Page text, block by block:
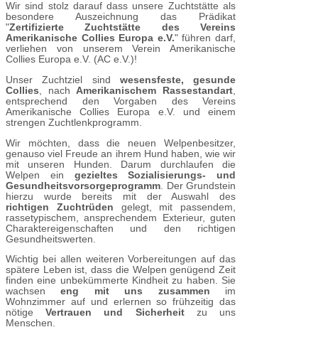
Wir sind stolz darauf dass unsere Zuchtstätte als
besondere Auszeichnung das Prädikat
"Zertifizierte Zuchtstätte des Vereins
Amerikanische Collies Europa e.V." führen darf,
verliehen von unserem Verein Amerikanische
Collies Europa e.V. (AC e.V.)!
Unser Zuchtziel sind wesensfeste, gesunde
Collies, nachAmerikanischem Rassestandart,
entsprechend den Vorgaben des Vereins
Amerikanische Collies Europa e.V. und einem
strengen Zuchtlenkprogramm.
Wir möchten, dass die neuen Welpenbesitzer,
genauso viel Freude an ihrem Hund haben, wie wir
mit unseren Hunden. Darum durchlaufen die
Welpen ein gezieltes Sozialisierungs- und
Gesundheitsvorsorgeprogramm . Der Grundstein
hierzu wurde bereits mit der Auswahl des
richtigen Zuchtrüden gelegt, mit passendem,
rassetypischem, ansprechendem Exterieur, guten
Charaktereigenschaften und den richtigen
Gesundheitswerten.
Wichtig bei allen weiteren Vorbereitungen auf das
spätere Leben ist, dass die Welpen genügend Zeit
finden eine unbekümmerte Kindheit zu haben. Sie
wachseneng mit uns zusammen im
Wohnzimmer auf und erlernen so frühzeitig das
nötigeVertrauen und Sicherheitzu uns
Menschen.